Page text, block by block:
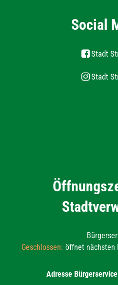
Social
Stadt
Stadt
Klicken, um weitere
Geschlossen: öffnet nächsten
Adresse